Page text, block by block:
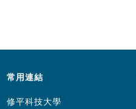
常用連結
修平科技大學